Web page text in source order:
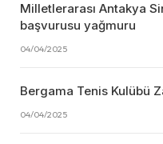
Milletlerarası Antakya
başvurusu yağmuru
04/04/2025
Bergama Tenis Kulübü
04/04/2025